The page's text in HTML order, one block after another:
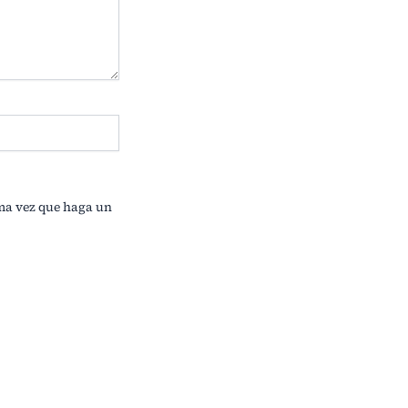
vez que haga un